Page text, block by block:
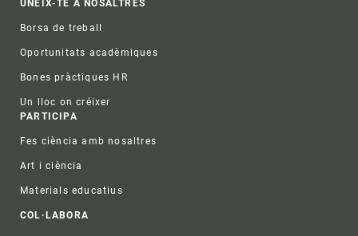
UNEIX-TE A NOSALTRES
Borsa de treball
Oportunitats acadèmiques
Bones pràctiques HR
Un lloc on créixer
PARTICIPA
Fes ciència amb nosaltres
Art i ciència
Materials educatius
COL·LABORA